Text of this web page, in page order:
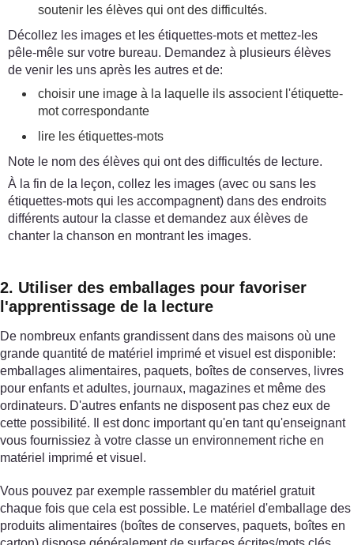
soutenir les élèves qui ont des difficultés.
Décollez les images et les étiquettes-mots et mettez-les
pêle-mêle sur votre bureau. Demandez à plusieurs élèves
de venir les uns après les autres et de:
choisir une image à la laquelle ils associent l'étiquette-
mot correspondante
lire les étiquettes-mots
Note le nom des élèves qui ont des difficultés de lecture.
À la fin de la leçon, collez les images (avec ou sans les
étiquettes-mots qui les accompagnent) dans des endroits
différents autour la classe et demandez aux élèves de
chanter la chanson en montrant les images.
2. Utiliser des emballages pour favoriser
l'apprentissage de la lecture
De nombreux enfants grandissent dans des maisons où une
grande quantité de matériel imprimé et visuel est disponible:
emballages alimentaires, paquets, boîtes de conserves, livres
pour enfants et adultes, journaux, magazines et même des
ordinateurs. D'autres enfants ne disposent pas chez eux de
cette possibilité. Il est donc important qu'en tant qu'enseignant
vous fournissiez à votre classe un environnement riche en
matériel imprimé et visuel.
Vous pouvez par exemple rassembler du matériel gratuit
chaque fois que cela est possible. Le matériel d'emballage des
produits alimentaires (boîtes de conserves, paquets, boîtes en